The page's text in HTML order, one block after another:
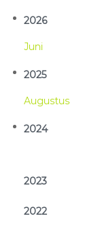
2026
Jun
2025
Aug
2024
2023
2022